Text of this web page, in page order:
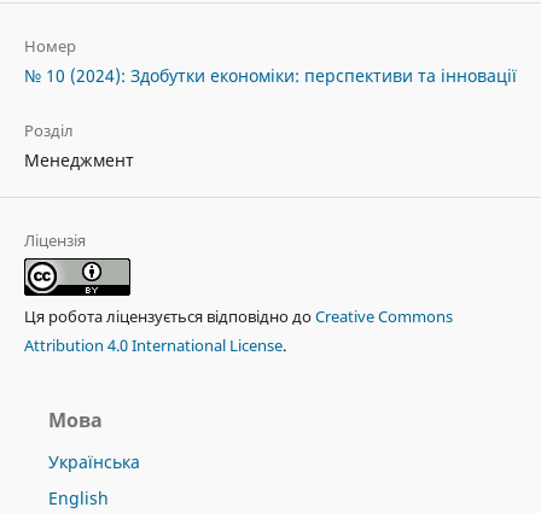
Номер
№ 10 (2024): Здобутки економіки: перспективи та інновації
Розділ
Менеджмент
Ліцензія
Ця робота ліцензується відповідно доCreative Commons
Attribution 4.0 International License.
Мова
Українська
English